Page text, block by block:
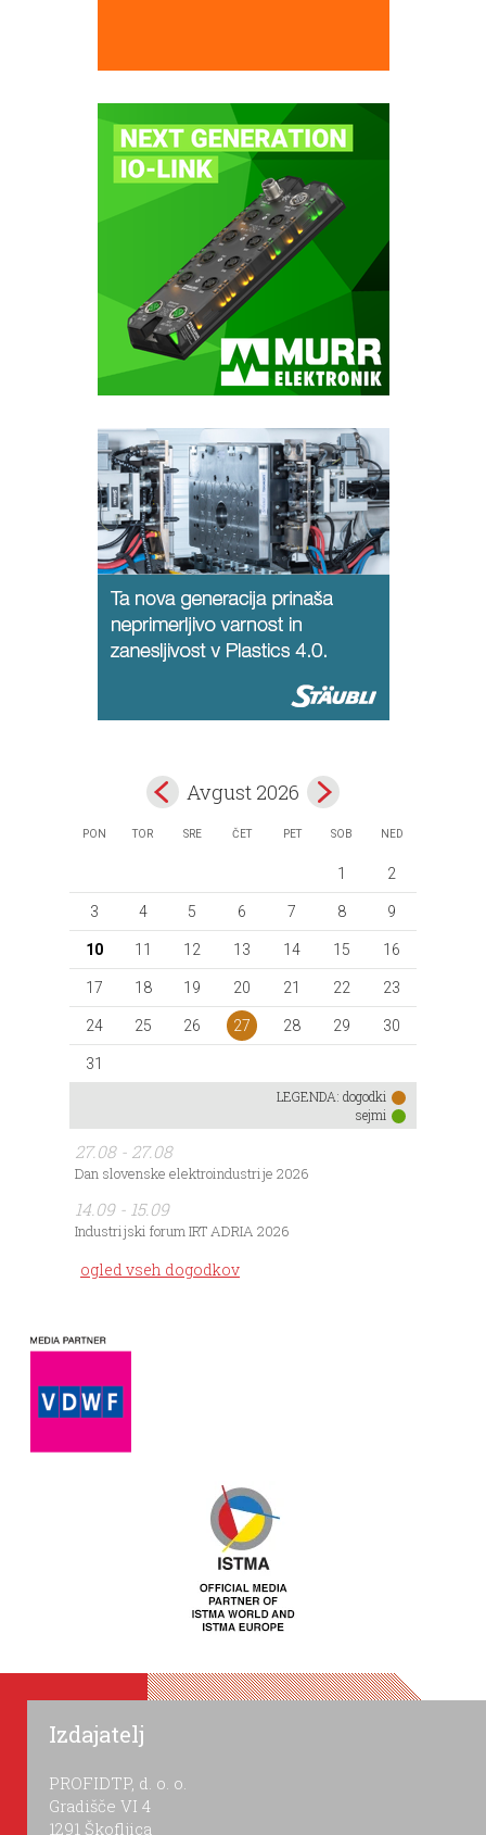
Avgust 2026
PON TOR SRE ČET PET SOB NED
1 2
3 4 5 6 7 8 9
10 11 12 13 14 15 16
17 18 19 20 21 22 23
24 25 26 27 28 29 30
31
LEGENDA: dogodki
sejmi
27.08 - 27.08
Dan slovenske elektroindustrije 2026
14.09 - 15.09
Industrijski forum IRT ADRIA 2026
ogled vseh dogodkov
Izdajatelj
PROFIDTP, d. o. o.
Gradišče VI 4
1291 Škofljica